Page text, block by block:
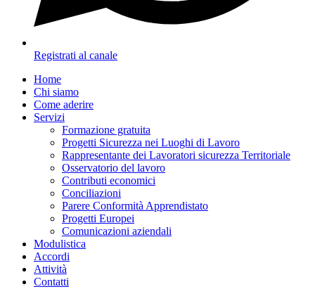
Registrati al canale
Home
Chi siamo
Come aderire
Servizi
Formazione gratuita
Progetti Sicurezza nei Luoghi di Lavoro
Rappresentante dei Lavoratori sicurezza Territoriale
Osservatorio del lavoro
Contributi economici
Conciliazioni
Parere Conformità Apprendistato
Progetti Europei
Comunicazioni aziendali
Modulistica
Accordi
Attività
Contatti